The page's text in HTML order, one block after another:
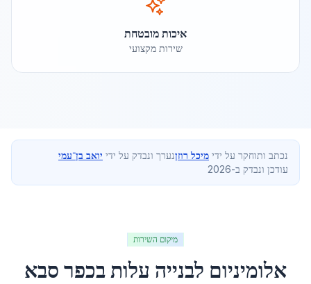
איכות מובטחת
שירות מקצועי
נכתב ותוחקר על ידי מיכל רוזןנערך ונבדק על ידי יואב בן־עמי
עודכן ונבדק ב-2026
מיקום השירות
אלומיניום לבנייה עלות בכפר סבא